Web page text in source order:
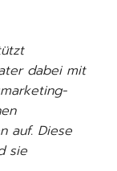
dabei mit
auf. Diese
sie